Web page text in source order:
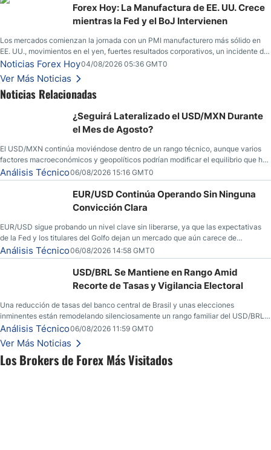
Los Brokers de Forex Más Visitados
yen; el peso mexicano ve un repunte a medida que las tasas caen en EE. UU.
Forex Hoy: La Manufactura de EE. UU. Crece
mientras la Fed y el BoJ Intervienen
Los mercados comienzan la jornada con un PMI manufacturero más sólido en
EE. UU., movimientos en el yen, fuertes resultados corporativos, un incidente de
seguridad en Bitcoin y nuevas señales desde el mercado del petróleo.
Noticias Forex Hoy04/08/2026 05:36 GMT0
Ver Más Noticias
Noticias Relacionadas
¿Seguirá Lateralizado el USD/MXN Durante
el Mes de Agosto?
El USD/MXN continúa moviéndose dentro de un rango técnico, aunque varios
factores macroeconómicos y geopolíticos podrían modificar el equilibrio que ha
dominado al mercado en las últimas semanas.
Análisis Técnico06/08/2026 15:16 GMT0
EUR/USD Continúa Operando Sin Ninguna
Convicción Clara
EUR/USD sigue probando un nivel clave sin liberarse, ya que las expectativas
de la Fed y los titulares del Golfo dejan un mercado que aún carece de
convicción real.
Análisis Técnico06/08/2026 14:58 GMT0
USD/BRL Se Mantiene en Rango Amid
Recorte de Tasas y Vigilancia Electoral
Una reducción de tasas del banco central de Brasil y unas elecciones
inminentes están remodelando silenciosamente un rango familiar del USD/BRL.
Una reducción de tasas por parte del banco central de Brasil y unas elecciones
inminentes están remodelando silenciosamente un rango familiar del USD/BRL.
Esto es lo que los traders están observando a continuación.
Análisis Técnico06/08/2026 11:59 GMT0
Ver Más Noticias